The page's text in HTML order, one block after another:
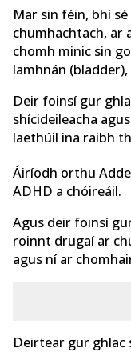
Mar sin féin, bhí
chumhachtach, ar
chomh minic sin
lamhnán
Deir foinsí gur
shícideileacha
laethúil ina raibh
Áiríodh orthu
ADHD a chóireáil.
Agus deir foinsí
roinnt drugaí ar
agus ní ar
Deirtear gur ghlac